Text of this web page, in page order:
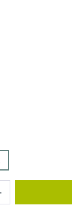
Gib